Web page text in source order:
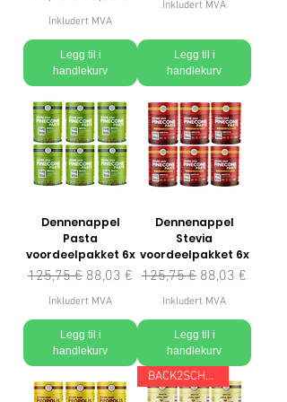
Inkludert MVA
Legg til i
handlekurv
Inkludert MVA
Legg til i
handlekurv
Dennenappel
Pasta
voordeelpakket 6x
Vanlig pris
125,75 € Salgspris
88,03 €
Inkludert MVA
Legg til i
handlekurv
Dennenappel
Stevia
voordeelpakket 6x
Vanlig pris
125,75 € Salgspris
88,03 €
Inkludert MVA
Legg til i
handlekurv
BACK2SCHOOL